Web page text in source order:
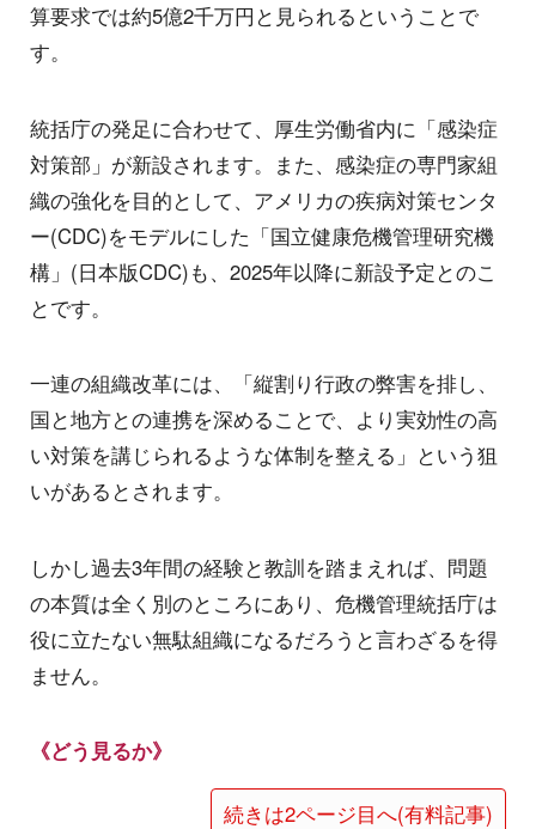
算要求では約5億2千万円と見られるということで
す。
統括庁の発足に合わせて、厚生労働省内に「感染症
対策部」が新設されます。また、感染症の専門家組
織の強化を目的として、アメリカの疾病対策センタ
ー(CDC)をモデルにした「国立健康危機管理研究機
構」(日本版CDC)も、2025年以降に新設予定とのこ
とです。
一連の組織改革には、「縦割り行政の弊害を排し、
国と地方との連携を深めることで、より実効性の高
い対策を講じられるような体制を整える」という狙
いがあるとされます。
しかし過去3年間の経験と教訓を踏まえれば、問題
の本質は全く別のところにあり、危機管理統括庁は
役に立たない無駄組織になるだろうと言わざるを得
ません。
《どう見るか》
続きは2ページ目へ(有料記事)